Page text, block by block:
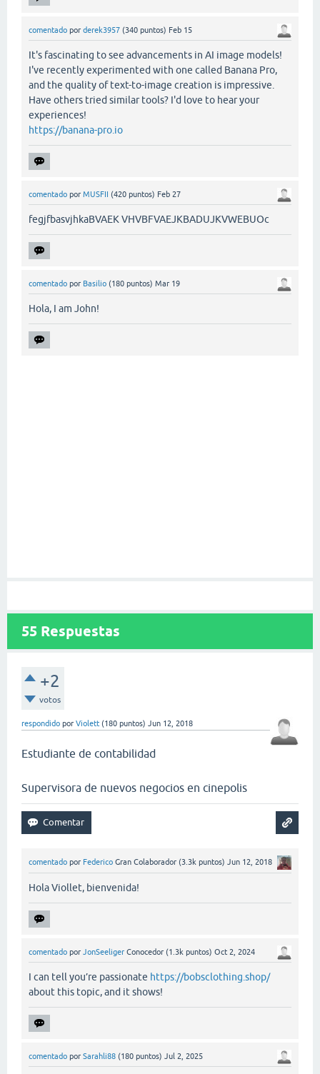
comentado por derek3957 (340 puntos) Feb 15
It's fascinating to see advancements in AI image models!
I've recently experimented with one called Banana Pro,
and the quality of text-to-image creation is impressive.
Have others tried similar tools? I'd love to hear your
experiences!
https://banana-pro.io
comentado por MUSFII (420 puntos) Feb 27
fegjfbasvjhkaBVAEK VHVBFVAEJKBADUJKVWEBUOc
comentado por Basilio (180 puntos) Mar 19
Hola, I am John!
55 Respuestas
+2
votos
respondido por Violett (180 puntos) Jun 12, 2018
Estudiante de contabilidad
Supervisora de nuevos negocios en cinepolis
comentado por Federico Gran Colaborador (3.3k puntos) Jun 12, 2018
Hola Viollet, bienvenida!
comentado por JonSeeliger Conocedor (1.3k puntos) Oct 2, 2024
I can tell you’re passionate https://bobsclothing.shop/
about this topic, and it shows!
comentado por Sarahli88 (180 puntos) Jul 2, 2025